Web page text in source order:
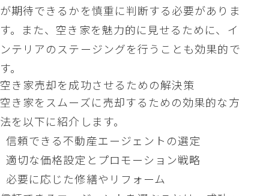
が期待できるかを慎重に判断する必要がありま
す。また、空き家を魅力的に見せるために、イ
ンテリアのステージングを行うことも効果的で
す。
空き家売却を成功させるための解決策
空き家をスムーズに売却するための効果的な方
法を以下に紹介します。
信頼できる不動産エージェントの選定
適切な価格設定とプロモーション戦略
必要に応じた修繕やリフォーム